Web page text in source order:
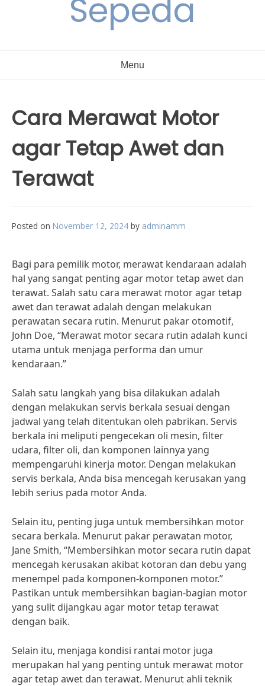
Sepeda
Menu
Cara Merawat Motor
agar Tetap Awet dan
Terawat
Posted on November 12, 2024 by adminamm
Bagi para pemilik motor, merawat kendaraan adalah
hal yang sangat penting agar motor tetap awet dan
terawat. Salah satu cara merawat motor agar tetap
awet dan terawat adalah dengan melakukan
perawatan secara rutin. Menurut pakar otomotif,
John Doe, “Merawat motor secara rutin adalah kunci
utama untuk menjaga performa dan umur
kendaraan.”
Salah satu langkah yang bisa dilakukan adalah
dengan melakukan servis berkala sesuai dengan
jadwal yang telah ditentukan oleh pabrikan. Servis
berkala ini meliputi pengecekan oli mesin, filter
udara, filter oli, dan komponen lainnya yang
mempengaruhi kinerja motor. Dengan melakukan
servis berkala, Anda bisa mencegah kerusakan yang
lebih serius pada motor Anda.
Selain itu, penting juga untuk membersihkan motor
secara berkala. Menurut pakar perawatan motor,
Jane Smith, “Membersihkan motor secara rutin dapat
mencegah kerusakan akibat kotoran dan debu yang
menempel pada komponen-komponen motor.”
Pastikan untuk membersihkan bagian-bagian motor
yang sulit dijangkau agar motor tetap terawat
dengan baik.
Selain itu, menjaga kondisi rantai motor juga
merupakan hal yang penting untuk merawat motor
agar tetap awet dan terawat. Menurut ahli teknik